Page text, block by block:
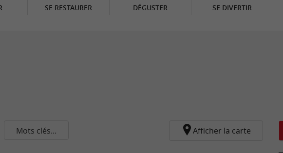
SE RESTAURER DÉGUSTER SE DIVERTIR
Mots clés... Afficher la carte